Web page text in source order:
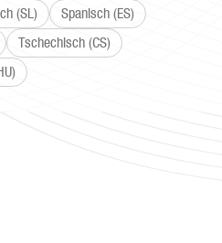
(SL)
Spanisch (ES)
Tschechisch (CS)